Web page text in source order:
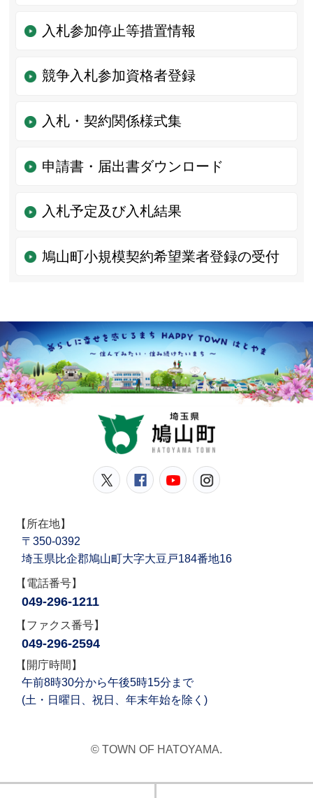
入札参加停止等措置情報
競争入札参加資格者登録
入札・契約関係様式集
申請書・届出書ダウンロード
入札予定及び入札結果
鳩山町小規模契約希望業者登録の受付
鳩山町公式Twitter
鳩山町公式Facebook
鳩山町公式
【所在地】
〒350-0392
埼玉県比企郡鳩山町大字大豆戸184番地16
【電話番号】
049-296-1211
【ファクス番号】
049-296-2594
【開庁時間】
午前8時30分から午後5時15分まで
(土・日曜日、祝日、年末年始を除く)
© TOWN OF HATOYAMA.